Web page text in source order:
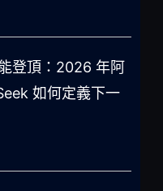
登頂：2026 年阿
如何定義下一